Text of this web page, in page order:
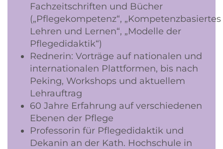
Fachzeitschriften und Bücher
(„Pflegekompetenz“, „Kompetenzbasiertes
Lehren und Lernen“, „Modelle der
Pflegedidaktik“)
Rednerin: Vorträge auf nationalen und
internationalen Plattformen, bis nach
Peking, Workshops und aktuellem
Lehrauftrag
60 Jahre Erfahrung auf verschiedenen
Ebenen der Pflege
Professorin für Pflegedidaktik und
Dekanin an der Kath. Hochschule in